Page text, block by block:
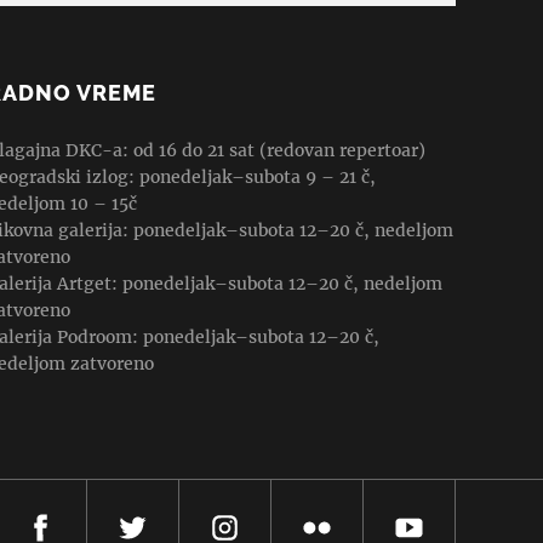
VREME
DKC-a: od 16 do 21 sat (redovan repertoar)
izlog: ponedeljak–subota 9 – 21 č,
10 – 15č
galerija: ponedeljak–subota 12–20 č, nedeljom
Artget: ponedeljak–subota 12–20 č, nedeljom
Podroom: ponedeljak–subota 12–20 č,
zatvoreno